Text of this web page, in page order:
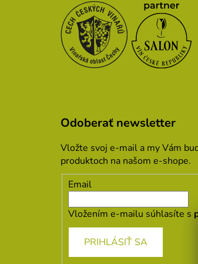
Odoberať newsletter
Vložte svoj e-mail a my Vám
produktoch na našom e-shope.
Email
Vložením e-mailu súhlasíte s
PRIHLÁSIŤ SA